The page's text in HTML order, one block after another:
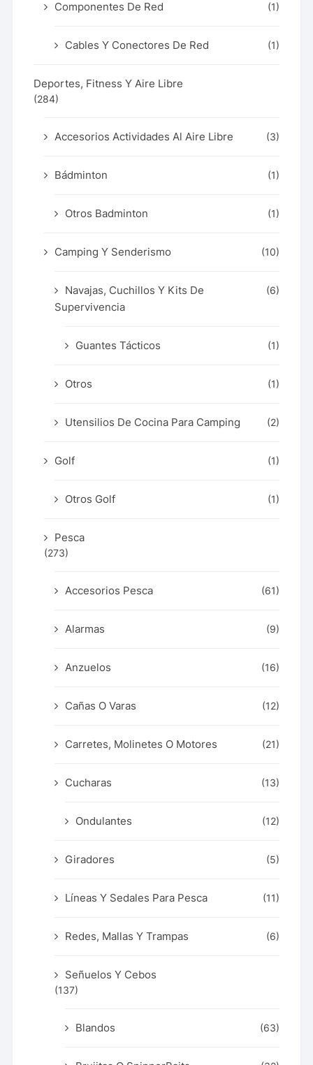
Componentes De Red (1)
Cables Y Conectores De Red (1)
Deportes, Fitness Y Aire Libre
(284)
Accesorios Actividades Al Aire Libre (3)
Bádminton (1)
Otros Badminton (1)
Camping Y Senderismo (10)
Navajas, Cuchillos Y Kits De
Supervivencia
(6)
Guantes Tácticos (1)
Otros (1)
Utensilios De Cocina Para Camping (2)
Golf (1)
Otros Golf (1)
Pesca
(273)
Accesorios Pesca (61)
Alarmas (9)
Anzuelos (16)
Cañas O Varas (12)
Carretes, Molinetes O Motores (21)
Cucharas (13)
Ondulantes (12)
Giradores (5)
Líneas Y Sedales Para Pesca (11)
Redes, Mallas Y Trampas (6)
Señuelos Y Cebos
(137)
Blandos (63)